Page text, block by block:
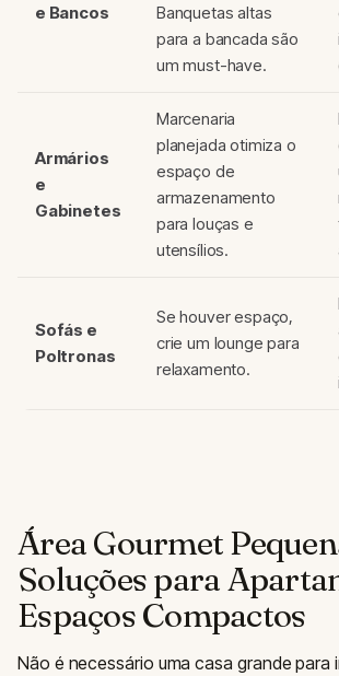
e Bancos
Banquetas altas
para a bancada são
um must-have.
Armários
e
Gabinetes
Marcenaria
planejada otimiza o
espaço de
armazenamento
para louças e
utensílios.
Sofás e
Poltronas
Se houver espaço,
crie um lounge para
relaxamento.
Área Gourmet
Soluções para
Espaços Compactos
Não é necessário uma casa grande para